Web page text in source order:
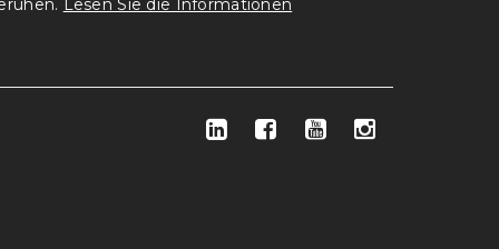
Lesen Sie die Informationen